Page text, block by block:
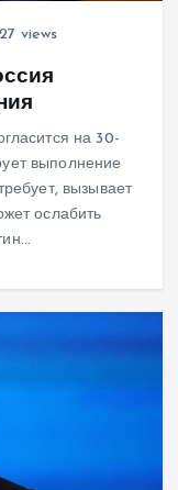
views
на 30-
выполнение
вызывает
ослабить